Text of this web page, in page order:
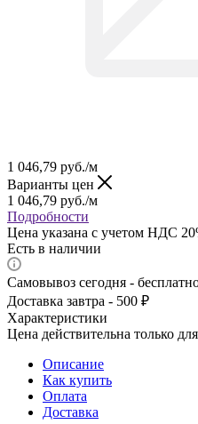
1 046,79 руб./м
Варианты цен
1 046,79 руб./м
Подробности
Цена указана с учетом НДС
Есть в наличии
Самовывоз сегодня -
Доставка завтра - 500 ₽
Характеристики
Цена действительна только
Описание
Как купить
Оплата
Доставка